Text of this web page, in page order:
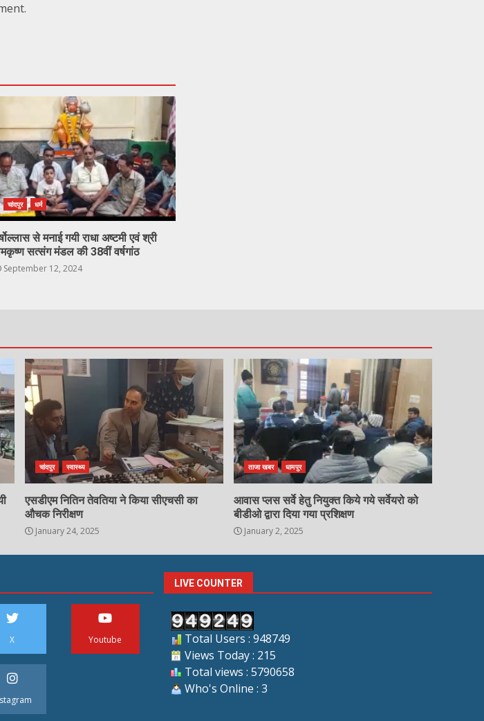
चांदपुर धर्म
से मनाई गयी राधा अष्टमी एवं श्री
सत्संग मंडल की 38वीं वर्षगांठ
September 12, 2024
चांदपुर स्वास्थ्य
एसडीएम नितिन तेवतिया ने किया सीएचसी का
औचक निरीक्षण
January 24, 2025
ताजा खबर धामपुर
आवास प्लस सर्वे हेतु नियुक्त किये गये सर्वेयरो को
बीडीओ द्वारा दिया गया प्रशिक्षण
January 2, 2025
X Youtube
LIVE COUNTER
Total Users : 948749
Views Today : 215
Total views : 5790658
Who's Online : 3